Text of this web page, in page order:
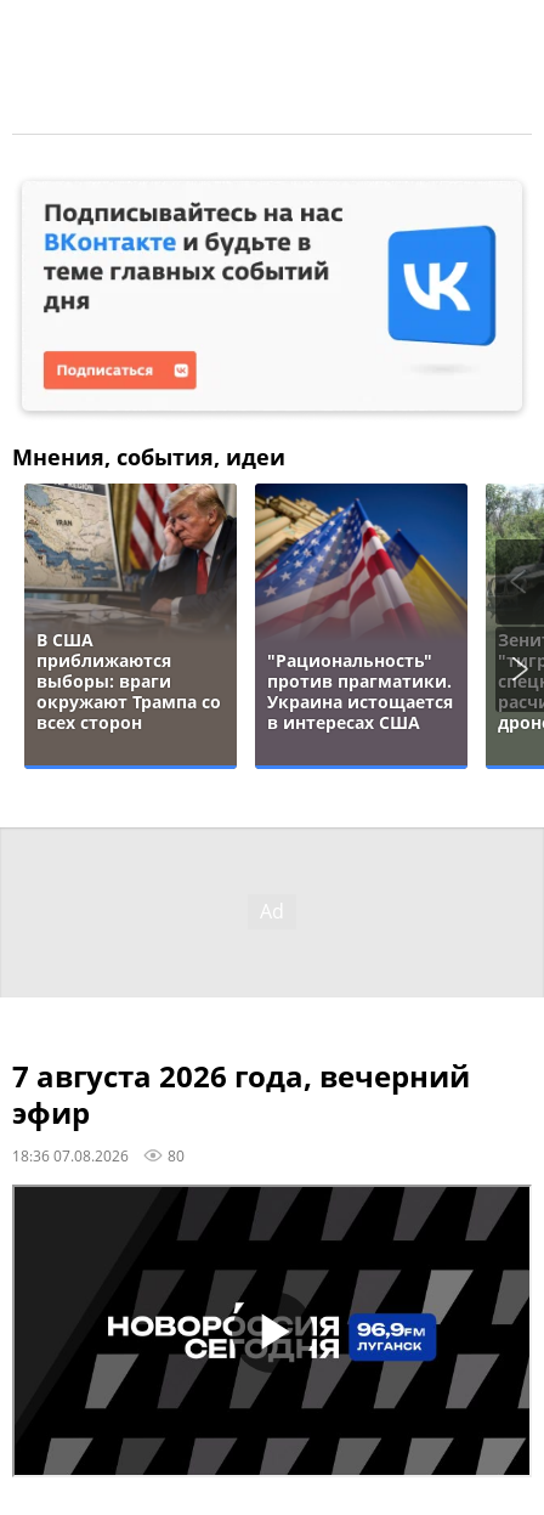
Мнения, события, идеи
В США
приближаются
выборы: враги
окружают Трампа со
всех сторон
"Рациональность"
против прагматики.
Украина истощается
в интересах США
7 августа 2026 года, вечерний
эфир
18:36 07.08.2026 80